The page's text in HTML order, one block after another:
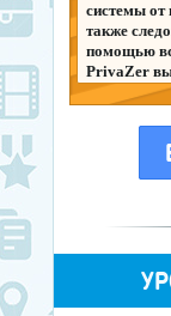
системы
также
помощью
PrivaZer вы